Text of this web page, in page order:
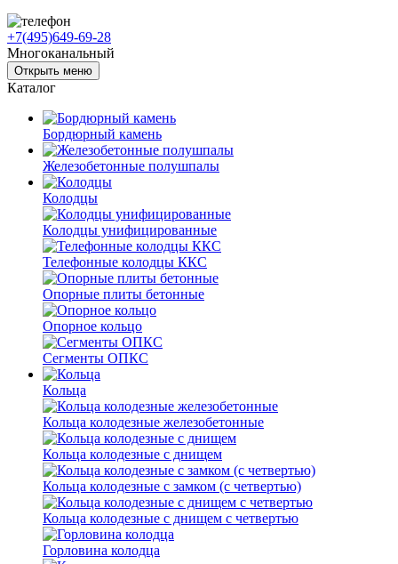
+7(495)649-69-28
Многоканальный
Открыть меню
Каталог
Бордюрный камень
Железобетонные полушпалы
Колодцы
Колодцы унифицированные
Телефонные колодцы ККС
Опорные плиты бетонные
Опорное кольцо
Сегменты ОПКС
Кольца
Кольца колодезные железобетонные
Кольца колодезные с днищем
Кольца колодезные с замком (с четвертью)
Кольца колодезные с днищем с четвертью
Горловина колодца